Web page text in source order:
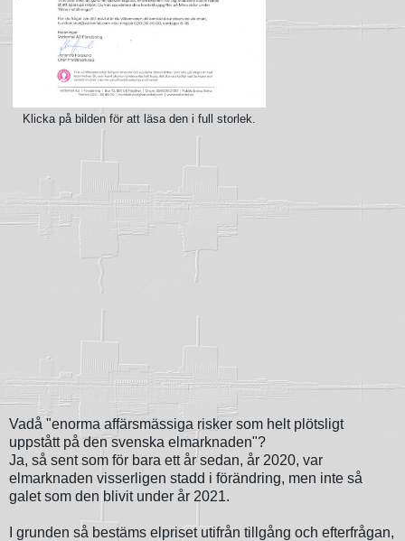
Klicka på bilden för att läsa den i full storlek.
Vadå "enorma affärsmässiga risker som helt plötsligt
uppstått på den svenska elmarknaden"?
Ja, så sent som för bara ett år sedan, år 2020, var
elmarknaden visserligen stadd i förändring, men inte så
galet som den blivit under år 2021.
I grunden så bestäms elpriset utifrån tillgång och efterfrågan,